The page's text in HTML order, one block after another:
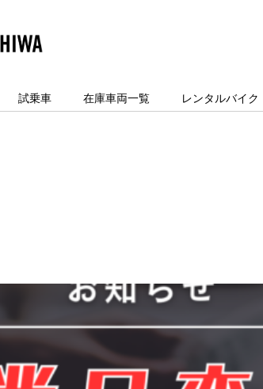
試乗車 在庫車両一覧 レンタルバイク